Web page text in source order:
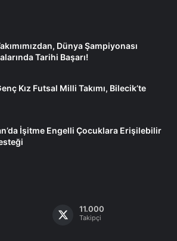
Dünya Şampiyonası
Tarihi Başarı!
Kız Futsal Milli Takımı, Bilecik’te
İşitme Engelli Çocuklara Erişilebilir
11.000
Takipçi